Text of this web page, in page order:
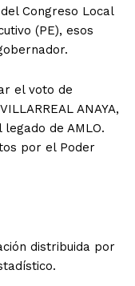
Congreso Local
(PE), esos
el voto de
ANAYA,
de AMLO.
por el Poder
distribuida por